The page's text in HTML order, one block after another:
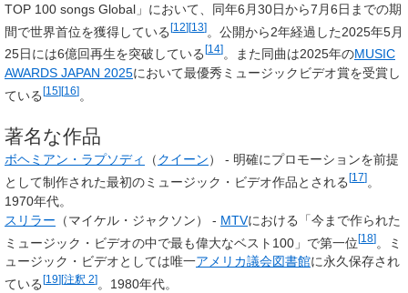
TOP 100 songs Global」において、同年6月30日から7月6日までの期
間で世界首位を獲得している[12][13]。公開から2年経過した2025年5月
25日には6億回再生を突破している [14] 。また同曲は2025年のMUSIC
AWARDS JAPAN 2025において最優秀ミュージックビデオ賞を受賞し
ている[15][16]。
著名な作品
ボヘミアン・ラプソディ （クイーン） - 明確にプロモーションを前提
として制作された最初のミュージック・ビデオ作品とされる [17] 。
1970年代。
スリラー （マイケル・ジャクソン） - MTVにおける「今まで作られた
ミュージック・ビデオの中で最も偉大なベスト100」で第一位[18]。ミ
ュージック・ビデオとしては唯一アメリカ議会図書館に永久保存され
ている [19][注釈 2] 。1980年代。